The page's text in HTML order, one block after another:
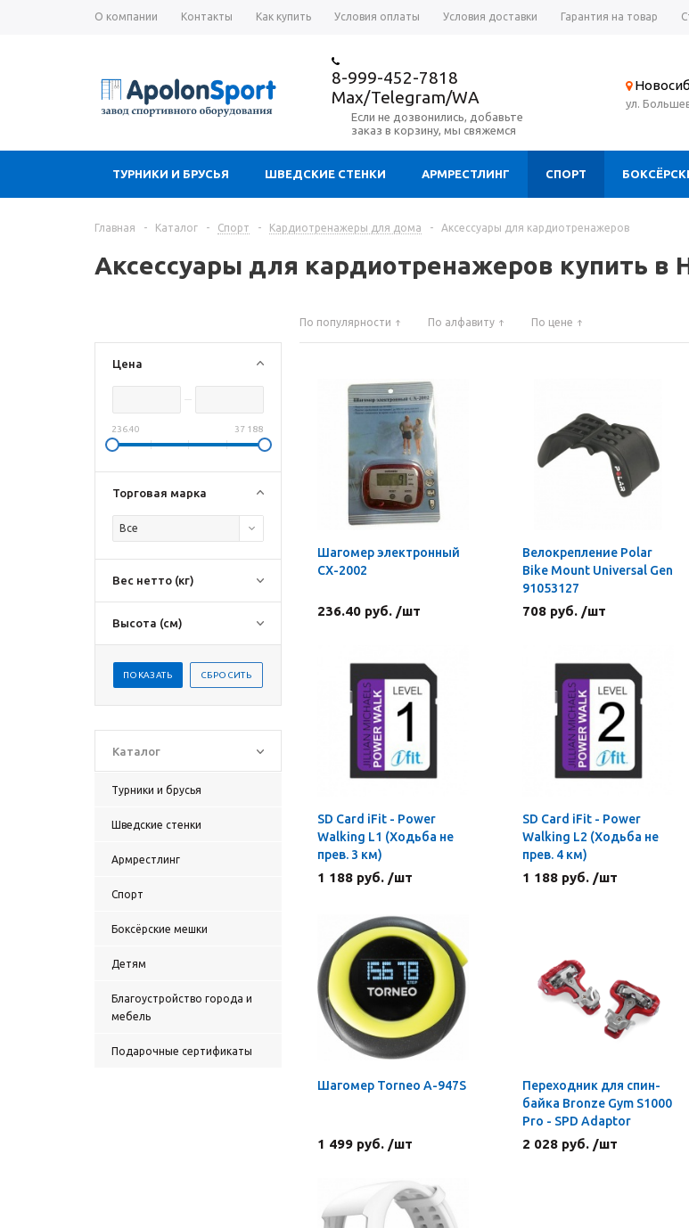
О компании Контакты Как купить Условия оплаты Условия доставки Гарантия на товар
8-999-452-7818
Max/Telegram/WA
Если не дозвонились, добавьте
заказ в корзину, мы свяжемся
ул.
ТУРНИКИ И БРУСЬЯ ШВЕДСКИЕ СТЕНКИ АРМРЕСТЛИНГ СПОРТ
Главная - Каталог - Спорт - Кардиотренажеры для дома - Аксессуары для кардиотренажеров
Аксессуары для кардиотренажеров купить в
Цена
236.40 37 188
Торговая марка
Все
Вес нетто (кг)
Высота (см)
Каталог
Турники и брусья
Шведские стенки
Армрестлинг
Спорт
Боксёрские мешки
Детям
Благоустройство города и
мебель
Подарочные сертификаты
По популярности По алфавиту По цене
Шагомер электронный
СХ-2002
236.40 руб. /шт
Велокрепление Polar
Bike Mount Universal Gen
91053127
708 руб. /шт
SD Card iFit - Power
Walking L1 (Ходьба не
прев. 3 км)
1 188 руб. /шт
SD Card iFit - Power
Walking L2 (Ходьба не
прев. 4 км)
1 188 руб. /шт
Шагомер Torneo A-947S
1 499 руб. /шт
Переходник для спин-
байка Bronze Gym S1000
Pro - SPD Adaptor
2 028 руб. /шт